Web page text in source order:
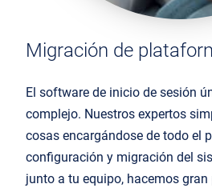
Migración de
El software de inicio de sesión
complejo. Nuestros expertos
cosas encargándose de todo el
configuración y migración del
junto a tu equipo, hacemos